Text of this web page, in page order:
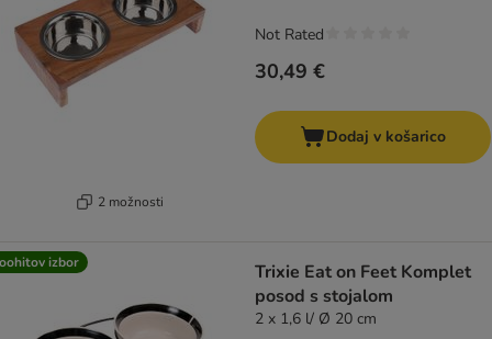
2 možnosti
30,49 €
Not Rated
Dodaj v košarico
izbor
Trixie Eat on Feet Komplet
posod s stojalom
2 x 1,6 l/ Ø 20 cm